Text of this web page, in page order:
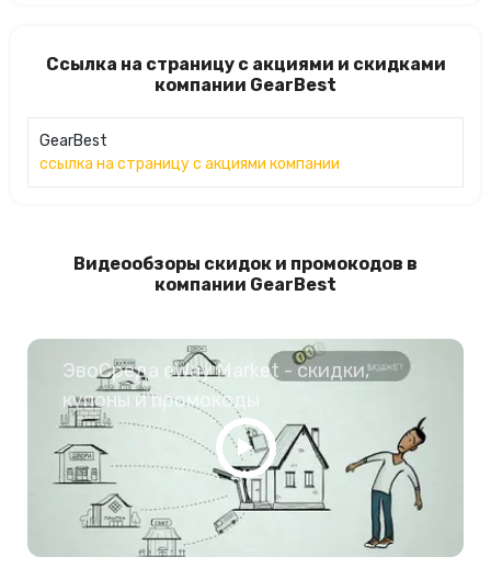
Ссылка на страницу с акциями и скидками
компании GearBest
GearBest
ссылка на страницу с акциями компании
Видеообзоры скидок и промокодов в
компании GearBest
ЭвоСреда eWay Market - скидки,
купоны и промокоды